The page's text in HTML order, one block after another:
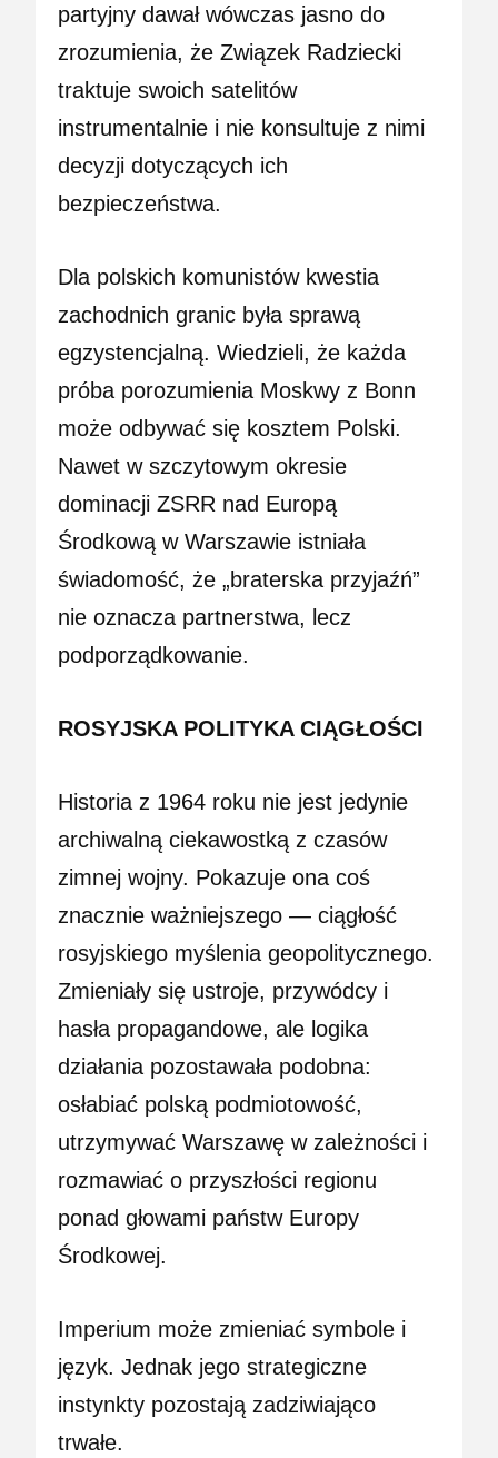
partyjny dawał wówczas jasno do
zrozumienia, że Związek Radziecki
traktuje swoich satelitów
instrumentalnie i nie konsultuje z nimi
decyzji dotyczących ich
bezpieczeństwa.
Dla polskich komunistów kwestia
zachodnich granic była sprawą
egzystencjalną. Wiedzieli, że każda
próba porozumienia Moskwy z Bonn
może odbywać się kosztem Polski.
Nawet w szczytowym okresie
dominacji ZSRR nad Europą
Środkową w Warszawie istniała
świadomość, że „braterska przyjaźń”
nie oznacza partnerstwa, lecz
podporządkowanie.
ROSYJSKA POLITYKA CIĄGŁOŚCI
Historia z 1964 roku nie jest jedynie
archiwalną ciekawostką z czasów
zimnej wojny. Pokazuje ona coś
znacznie ważniejszego — ciągłość
rosyjskiego myślenia geopolitycznego.
Zmieniały się ustroje, przywódcy i
hasła propagandowe, ale logika
działania pozostawała podobna:
osłabiać polską podmiotowość,
utrzymywać Warszawę w zależności i
rozmawiać o przyszłości regionu
ponad głowami państw Europy
Środkowej.
Imperium może zmieniać symbole i
język. Jednak jego strategiczne
instynkty pozostają zadziwiająco
trwałe.